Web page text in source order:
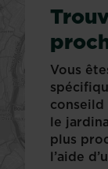
Vous
conseild
le
plus
l’aide